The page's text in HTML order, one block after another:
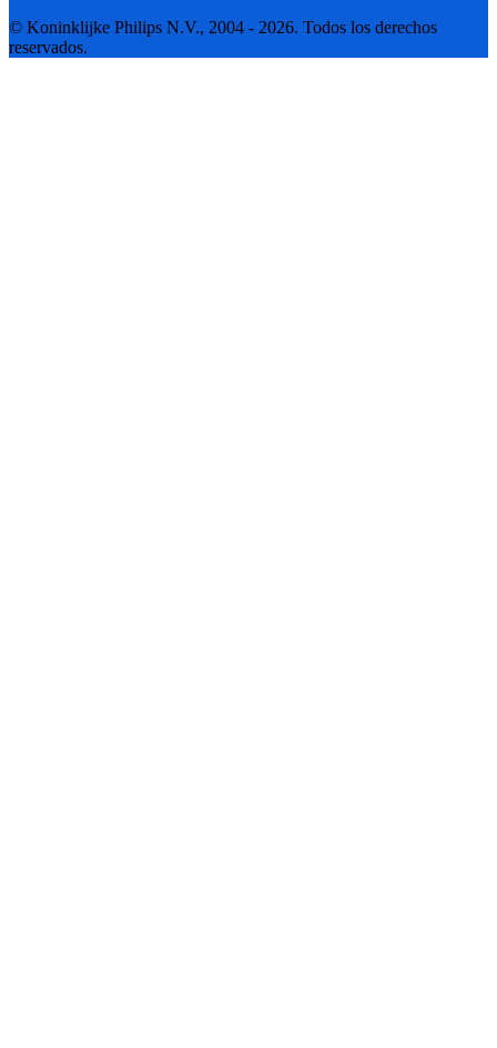
© Koninklijke Philips N.V., 2004 - 2026. Todos los derechos
reservados.